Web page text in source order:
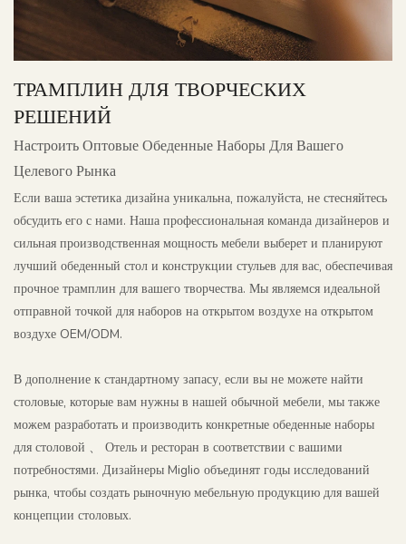
ТРАМПЛИН ДЛЯ ТВОРЧЕСКИХ
РЕШЕНИЙ
Настроить Оптовые Обеденные Наборы Для Вашего
Целевого Рынка
Если ваша эстетика дизайна уникальна, пожалуйста, не стесняйтесь
обсудить его с нами. Наша профессиональная команда дизайнеров и
сильная производственная мощность мебели выберет и планируют
лучший обеденный стол и конструкции стульев для вас, обеспечивая
прочное трамплин для вашего творчества. Мы являемся идеальной
отправной точкой для наборов на открытом воздухе на открытом
воздухе OEM/ODM.
В дополнение к стандартному запасу, если вы не можете найти
столовые, которые вам нужны в нашей обычной мебели, мы также
можем разработать и производить конкретные обеденные наборы
для столовой 、 Отель и ресторан в соответствии с вашими
потребностями. Дизайнеры Miglio объединят годы исследований
рынка, чтобы создать рыночную мебельную продукцию для вашей
концепции столовых.